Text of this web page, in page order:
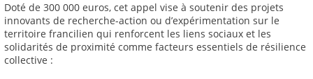
Doté de 300 000 euros, cet appel vise à soutenir des projets
innovants de recherche-action ou d’expérimentation sur le
territoire francilien qui renforcent les liens sociaux et les
solidarités de proximité comme facteurs essentiels de résilience
collective :